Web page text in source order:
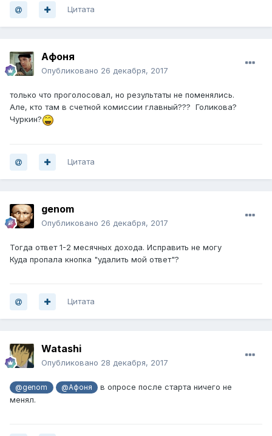
Цитата
Афоня
Опубликовано 26 декабря, 2017
только что проголосовал, но результаты не поменялись.
Але, кто там в счетной комиссии главный??? Голикова?
Чуркин?
Цитата
genom
Опубликовано 26 декабря, 2017
Тогда ответ 1-2 месячных дохода. Исправить не могу
Куда пропала кнопка "удалить мой ответ"?
Цитата
Watashi
Опубликовано 28 декабря, 2017
@genom @Афоня
в опросе после старта ничего не
менял.